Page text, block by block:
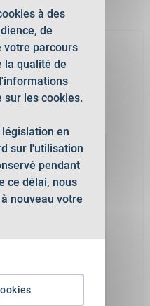
Annecy
à des
de
votre parcours
la qualité de
sur les cookies.
en
sur l'utilisation
pendant
ce délai, nous
nouveau votre